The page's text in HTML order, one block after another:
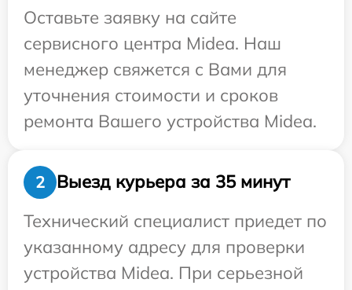
Оставьте заявку на сайте
сервисного центра Midea. Наш
менеджер свяжется с Вами для
уточнения стоимости и сроков
ремонта Вашего устройства Midea.
2
Выезд курьера за 35 минут
Технический специалист приедет по
указанному адресу для проверки
устройства Midea. При серьезной